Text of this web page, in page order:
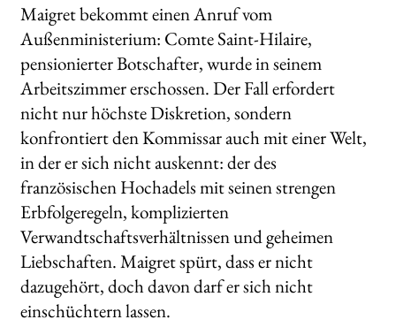
Maigret bekommt einen Anruf vom
Außenministerium: Comte Saint-Hilaire,
pensionierter Botschafter, wurde in seinem
Arbeitszimmer erschossen. Der Fall erfordert
nicht nur höchste Diskretion, sondern
konfrontiert den Kommissar auch mit einer Welt,
in der er sich nicht auskennt: der des
französischen Hochadels mit seinen strengen
Erbfolgeregeln, komplizierten
Verwandtschaftsverhältnissen und geheimen
Liebschaften. Maigret spürt, dass er nicht
dazugehört, doch davon darf er sich nicht
einschüchtern lassen.